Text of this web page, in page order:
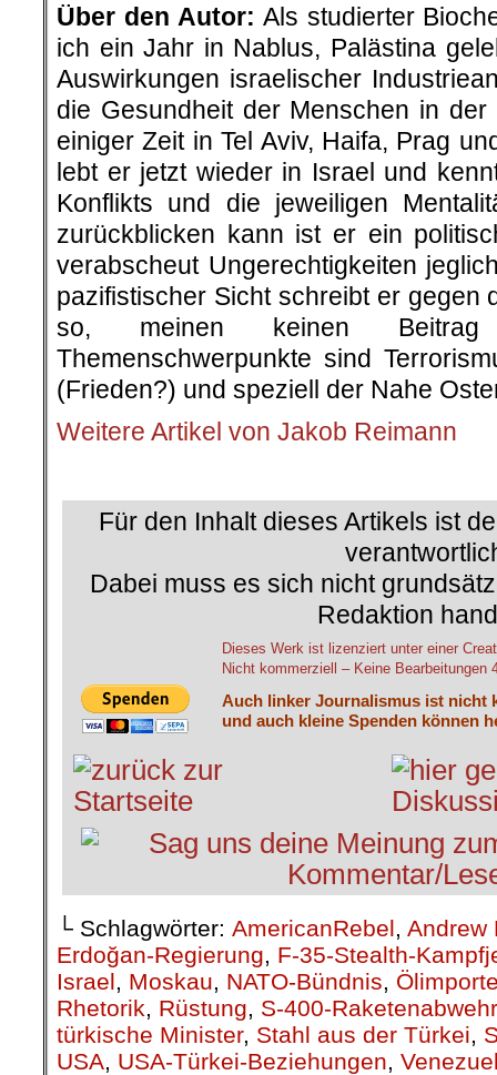
Über den Autor: Als studierter
ich ein Jahr in Nablus, Palästina
Auswirkungen israelischer
die Gesundheit der Menschen in
einiger Zeit in Tel Aviv, Haifa, Prag
lebt er jetzt wieder in Israel und
Konflikts und die jeweiligen
zurückblicken kann ist er ein
verabscheut Ungerechtigkeiten
pazifistischer Sicht schreibt er gegen
so, meinen keinen
Themenschwerpunkte sind
(Frieden?) und speziell der Nahe
Weitere Artikel von Jakob Reimann
Für den Inhalt dieses Artikels ist
Dabei muss es sich nicht
Redaktion
Dieses Werk ist lizenziert unter einer
Nicht kommerziell – Keine Bearbeitungen
Auch linker Journalismus ist nicht
und auch kleine Spenden können
└ Schlagwörter: AmericanRebel Andrew
Erdoğan-Regierung
F-35-Stealth-
Israel
Moskau NATO-Bündnis
Rhetorik
Rüstung
S-400-
türkische Minister, Stahl aus der Türkei
USA
USA-Türkei-Beziehungen